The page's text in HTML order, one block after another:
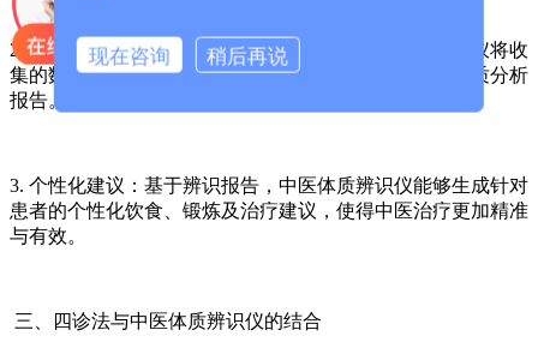
2. 科学分析：通过先进的算法和数据库，中医体质辨识仪将收
集的数据与已知的中医体质模型进行比对，自动生成体质分析
报告。这一过程，极大提高了诊断的准确性和效率。
3. 个性化建议：基于辨识报告，中医体质辨识仪能够生成针对
患者的个性化饮食、锻炼及治疗建议，使得中医治疗更加精准
与有效。
三、四诊法与中医体质辨识仪的结合
现在咨询 稍后再说